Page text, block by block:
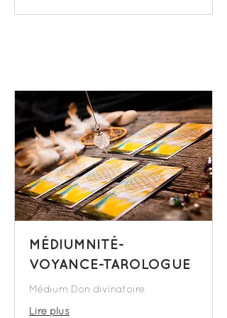
MÉDIUMNITÉ-
VOYANCE-TAROLOGUE
Médium Don divinatoire
Lire plus